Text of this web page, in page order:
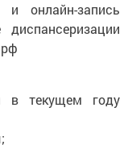
онлайн-запись
в текущем году